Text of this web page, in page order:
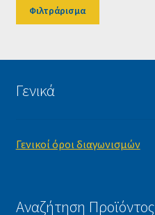
Φιλτράρισμα
Γενικά
Γενικοί όροι διαγωνισμών
Αναζήτηση Προϊόντος